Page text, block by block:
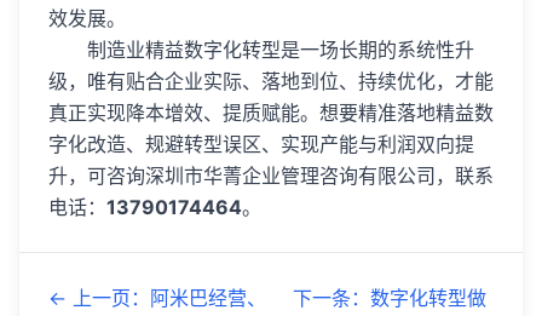
效发展。
制造业精益数字化转型是一场长期的系统性升
级，唯有贴合企业实际、落地到位、持续优化，才能
真正实现降本增效、提质赋能。想要精准落地精益数
字化改造、规避转型误区、实现产能与利润双向提
升，可咨询深圳市华菁企业管理咨询有限公司，联系
电话： 13790174464。
← 上一页 ： 阿米巴经营、
下一条 ： 数字化转型做